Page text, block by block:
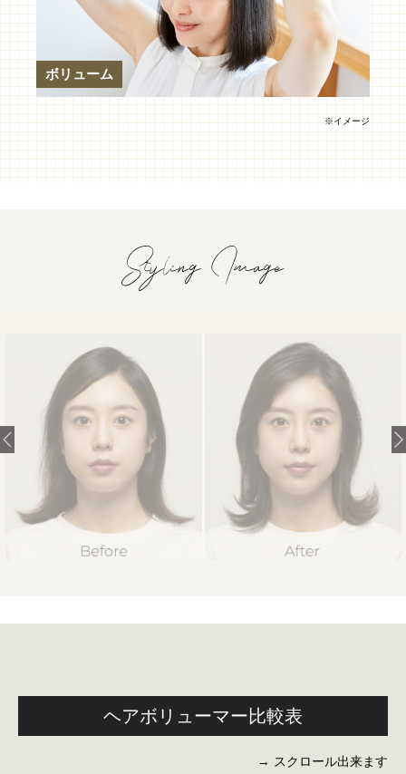
ボリューム
※イメージ
ヘアボリューマー比較表
→ スクロール出来ます